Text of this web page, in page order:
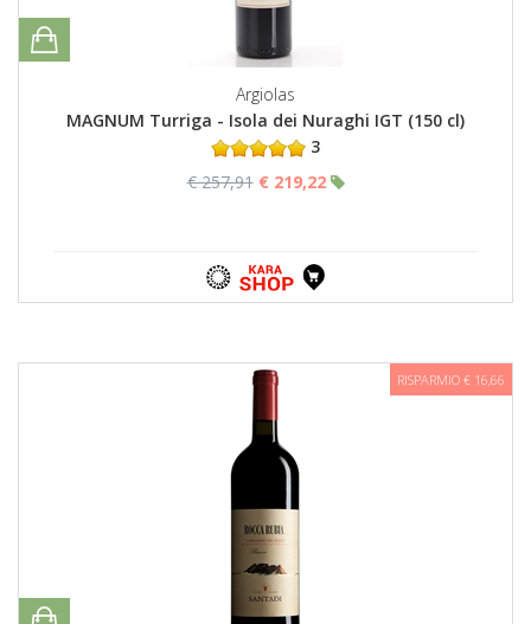
Argiolas
MAGNUM Turriga - Isola dei Nuraghi IGT (150 cl)
3
€ 257,91 € 219,22
RISPARMIO € 16,66